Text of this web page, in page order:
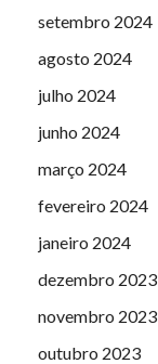
setembro 2024
agosto 2024
julho 2024
junho 2024
março 2024
fevereiro 2024
janeiro 2024
dezembro 2023
novembro 2023
outubro 2023